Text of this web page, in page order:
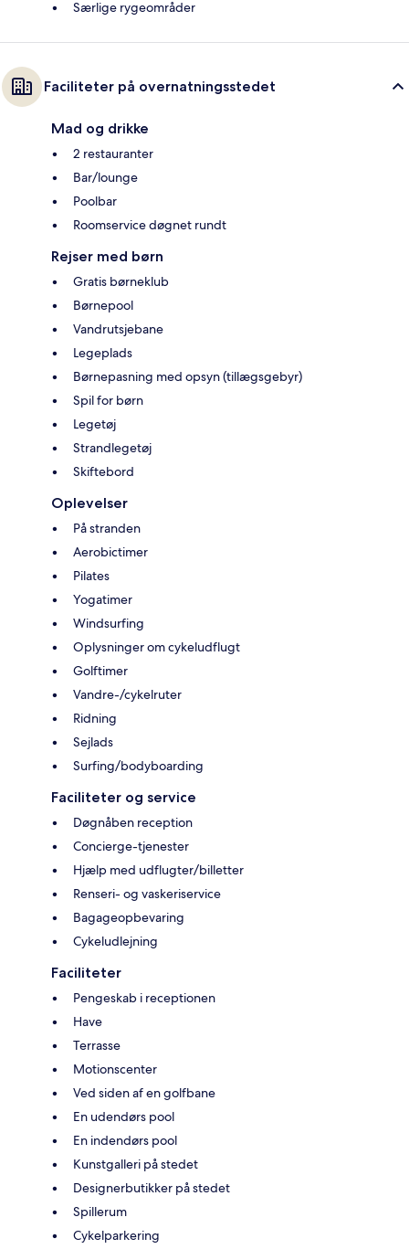
Særlige rygeområder
Faciliteter på overnatningsstedet
Mad og drikke
2 restauranter
Bar/lounge
Poolbar
Roomservice døgnet rundt
Rejser med børn
Gratis børneklub
Børnepool
Vandrutsjebane
Legeplads
Børnepasning med opsyn (tillægsgebyr)
Spil for børn
Legetøj
Strandlegetøj
Skiftebord
Oplevelser
På stranden
Aerobictimer
Pilates
Yogatimer
Windsurfing
Oplysninger om cykeludflugt
Golftimer
Vandre-/cykelruter
Ridning
Sejlads
Surfing/bodyboarding
Faciliteter og service
Døgnåben reception
Concierge-tjenester
Hjælp med udflugter/billetter
Renseri- og vaskeriservice
Bagageopbevaring
Cykeludlejning
Faciliteter
Pengeskab i receptionen
Have
Terrasse
Motionscenter
Ved siden af en golfbane
En udendørs pool
En indendørs pool
Kunstgalleri på stedet
Designerbutikker på stedet
Spillerum
Cykelparkering